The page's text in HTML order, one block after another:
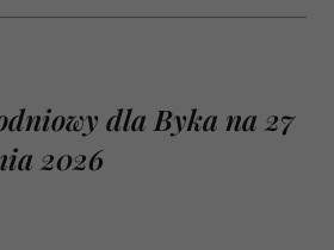
dla Byka na 27
2026